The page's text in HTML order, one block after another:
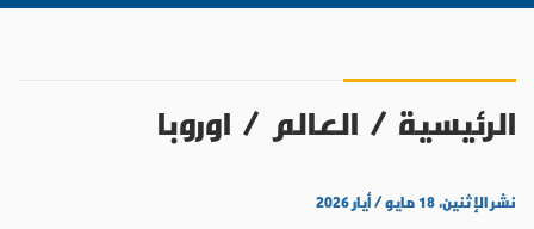
الرئيسية / العالم / اوروبا
نشر الإثنين، ١٨ مايو / أيار ٢٠٢٦